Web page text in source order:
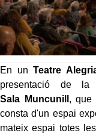
En unTeatre
presentació de
Sala
Muncunill , que
consta d'un espai
mateix espai totes